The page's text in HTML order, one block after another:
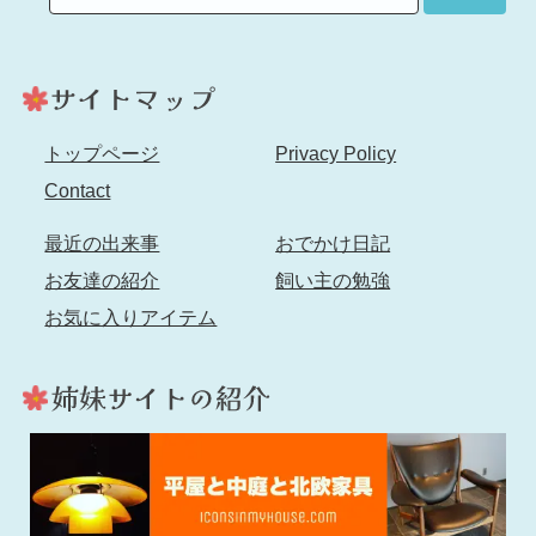
トップページ
Privacy Policy
Contact
最近の出来事
おでかけ日記
お友達の紹介
飼い主の勉強
お気に入りアイテム